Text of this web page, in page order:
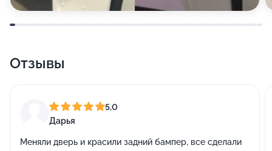
Отзывы
5,0
Дарья
Меняли дверь и красили задний бампер, все сделали